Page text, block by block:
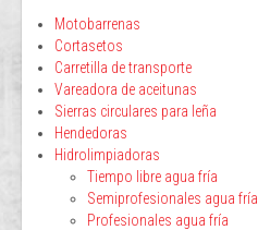
Motobarrenas
Cortasetos
Carretilla de transporte
Vareadora de aceitunas
Sierras circulares para leña
Hendedoras
Hidrolimpiadoras
Tiempo libre agua fría
Semiprofesionales agua fría
Profesionales agua fría